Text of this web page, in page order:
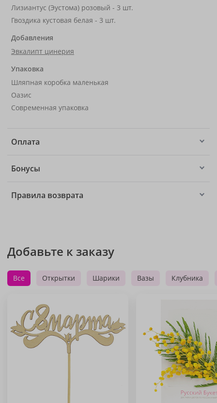
Лизиантус (Эустома) розовый - 3 шт.
Гвоздика кустовая белая - 3 шт.
Добавления
Эвкалипт цинерия
Упаковка
Шляпная коробка маленькая
Оазис
Современная упаковка
Оплата
Бонусы
Правила возврата
Добавьте к заказу
Все Открытки Шарики Вазы Клубника